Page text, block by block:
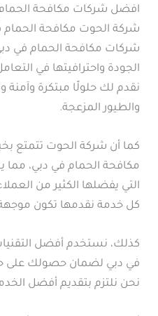
افضل شركات مكافحة
شركة الحوت مكافحة
شركات مكافحة الحمام في
الجودة واحترافيتها في
نقدم لك حلولًا مبتكرة وآمنة
والطيور المزعجة.
كما أن شركة الحوت تتمتع
مكافحة الحمام في دبي، مما
التي يفضلها الكثير من
كل خدمة نقدمها تكون
كذلك، نستخدم أفضل
في دبي لضمان حصولك على
نحن نلتزم بتقديم أفضل